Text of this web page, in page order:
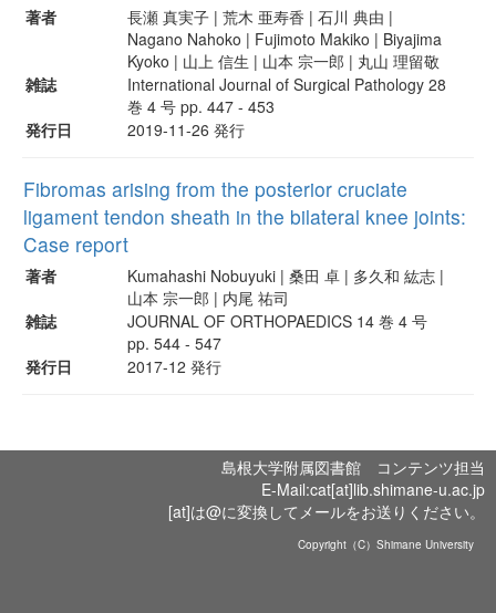
著者
長瀬 真実子 | 荒木 亜寿香 | 石川 典由 |
Nagano Nahoko | Fujimoto Makiko | Biyajima
Kyoko | 山上 信生 | 山本 宗一郎 | 丸山 理留敬
雑誌
International Journal of Surgical Pathology 28
巻 4 号 pp. 447 - 453
発行日
2019-11-26 発行
Fibromas arising from the posterior cruciate
ligament tendon sheath in the bilateral knee joints:
Case report
著者
Kumahashi Nobuyuki | 桑田 卓 | 多久和 紘志 |
山本 宗一郎 | 内尾 祐司
雑誌
JOURNAL OF ORTHOPAEDICS 14 巻 4 号
pp. 544 - 547
発行日
2017-12 発行
島根大学附属図書館 コンテンツ担当
E-Mail:cat[at]lib.shimane-u.ac.jp
[at]は@に変換してメールをお送りください。
Copyright（C）Shimane University